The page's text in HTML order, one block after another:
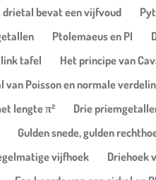
drietal bevat een vijfvoud
Ptolemaeus en PI
tafel Het principe van
van Poisson en normale
lengte π² Drie
Gulden snede, gulden
vijfhoek
Driehoek